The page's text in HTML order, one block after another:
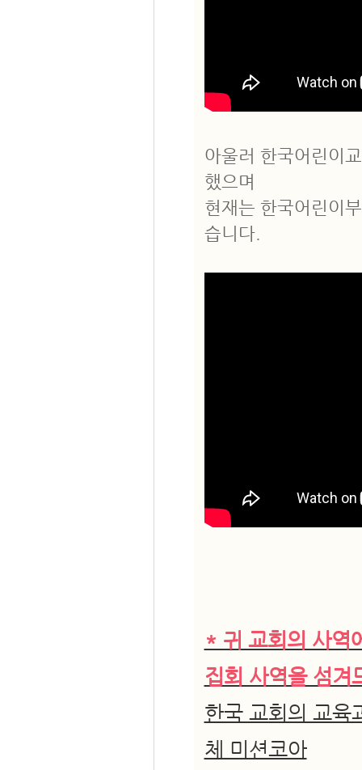
아울러 한국어린이
했으며
현재는 한국어린이
습니다.
* 귀 교회의 사역
집회 사역을 섬
한국 교회의 교육
체 미션코아